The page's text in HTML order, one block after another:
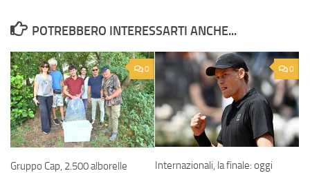
POTREBBERO INTERESSARTI ANCHE...
0
Gruppo Cap, 2.500 alborelle
0
Internazionali, la finale: oggi